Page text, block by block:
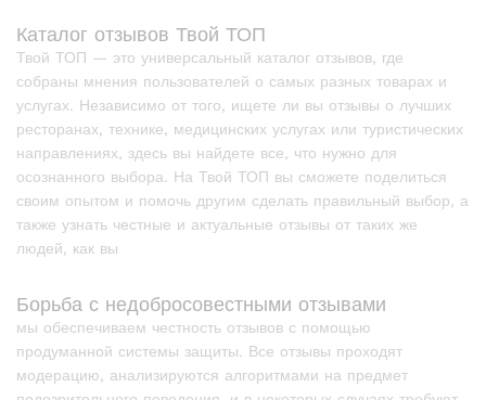
Каталог отзывов Твой ТОП
Твой ТОП — это универсальный каталог отзывов, где
собраны мнения пользователей о самых разных товарах и
услугах. Независимо от того, ищете ли вы отзывы о лучших
ресторанах, технике, медицинских услугах или туристических
направлениях, здесь вы найдете все, что нужно для
осознанного выбора. На Твой ТОП вы сможете поделиться
своим опытом и помочь другим сделать правильный выбор, а
также узнать честные и актуальные отзывы от таких же
людей, как вы
Борьба с недобросовестными отзывами
мы обеспечиваем честность отзывов с помощью
продуманной системы защиты. Все отзывы проходят
модерацию, анализируются алгоритмами на предмет